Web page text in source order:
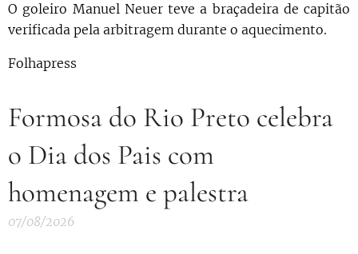
O goleiro Manuel Neuer teve a braçadeira de capitão
verificada pela arbitragem durante o aquecimento.
Folhapress
Formosa do Rio Preto celebra
o Dia dos Pais com
homenagem e palestra
07/08/2026